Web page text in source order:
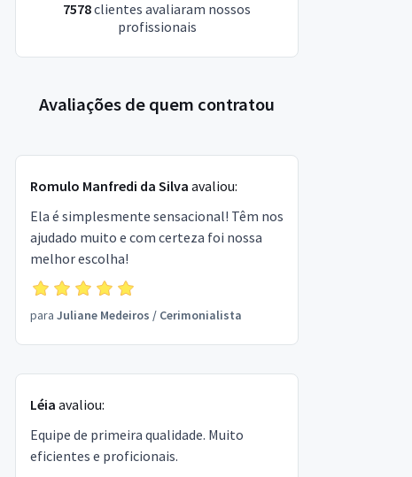
7578clientes avaliaram nossos
profissionais
Avaliações de quem contratou
Romulo Manfredi da Silva avaliou:
Ela é simplesmente sensacional! Têm nos
ajudado muito e com certeza foi nossa
melhor escolha!
para Juliane Medeiros / Cerimonialista
Léia avaliou:
Equipe de primeira qualidade. Muito
eficientes e proficionais.